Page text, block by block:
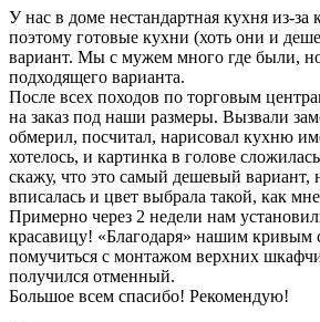
У нас в доме нестандартная кухня из-за
поэтому готовые кухни (хоть они и
вариант. Мы с мужем много где были,
подходящего варианта.
После всех походов по торговым
на заказ под наши размеры. Вызвали
обмерил, посчитал, нарисовал кухню
хотелось, и картинка в голове
скажу, что это самый дешевый вариант,
вписалась и цвет выбрала такой, как
Примерно через 2 недели нам
красавицу! «Благодаря» нашим кривым
помучиться с монтажом верхних
получился отменный.
Большое всем спасибо! Рекомендую!